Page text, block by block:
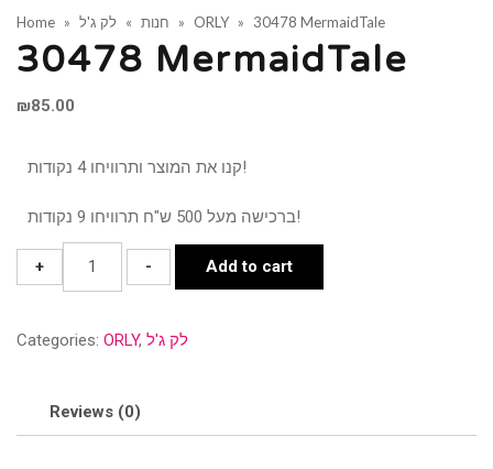
Home » חנות » לק ג'ל » ORLY » 30478 MermaidTale
30478 MermaidTale
₪85.00
קנו את המוצר ותרוויחו 4 נקודות!
ברכישה מעל 500 ש"ח תרוויחו 9 נקודות!
+
30478
MermaidTale
- Add to cart
Categories: ORLY, לק ג'ל
Reviews (0)